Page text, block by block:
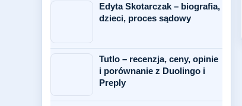
Edyta Skotarczak – biografia,
dzieci, proces sądowy
Tutlo – recenzja, ceny, opinie
i porównanie z Duolingo i
Preply